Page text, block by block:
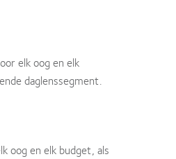
elk oog en elk
daglenssegment.
oog en elk budget, als